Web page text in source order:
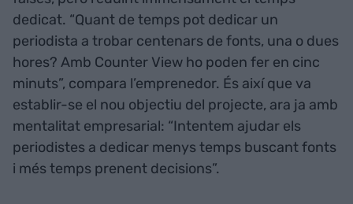
dedicat. “Quant de temps pot dedicar un
periodista a trobar centenars de fonts, una o dues
hores? Amb Counter View ho poden fer en cinc
minuts”, compara l’emprenedor. És així que va
establir-se el nou objectiu del projecte, ara ja amb
mentalitat empresarial: “Intentem ajudar els
periodistes a dedicar menys temps buscant fonts
i més temps prenent decisions”.